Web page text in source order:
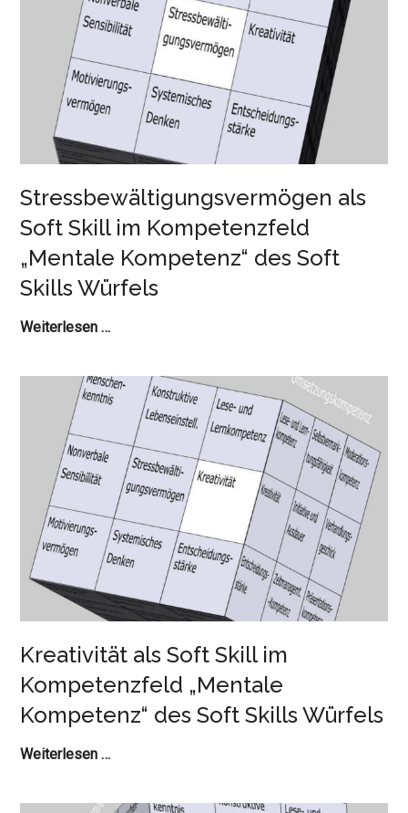
Kompetenzfeld
„Mentale
Kompetenz“
des
Soft
Skills
Würfels
Stressbewältigungsvermögen als
Soft Skill im Kompetenzfeld
„Mentale Kompetenz“ des Soft
Skills Würfels
Weiterlesen …Stressbewältigungsvermögen
Soft
Skill
Kompetenzfeld
„Mentale
Kompetenz“
des
Soft
Skills
Kreativität als Soft Skill im
Kompetenzfeld „Mentale
Kompetenz“ des Soft Skills Würfels
Weiterlesen …Kreativität
Soft